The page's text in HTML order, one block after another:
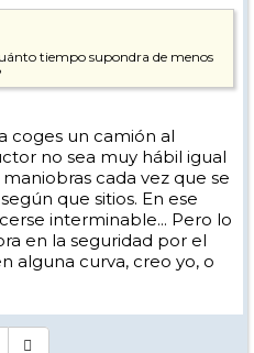
tiempo supondra de menos
coges un camión al
no sea muy hábil igual
cada vez que se
que sitios. En ese
interminable... Pero lo
en la seguridad por el
alguna curva, creo yo, o